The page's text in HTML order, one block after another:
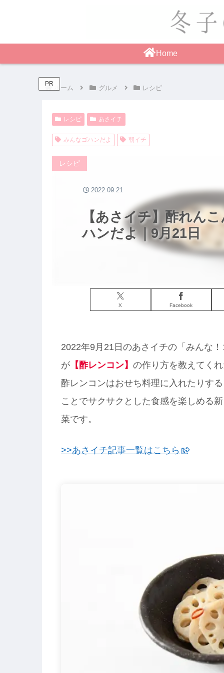
Home
PR
ホーム グルメ レシピ
レシピ あさイチ
みんなゴハンだよ 朝イチ
【あさイチ】酢れん
ハンだよ｜9月21日
レシピ
X Facebook
2022.09.21
2022年9月21日のあさイチの「みんな
が 【酢レンコン】 の作り方を教えてく
酢レンコンはおせち料理に入れたりす
ことでサクサクとした食感を楽しめる
菜です。
>>あさイチ記事一覧はこちら